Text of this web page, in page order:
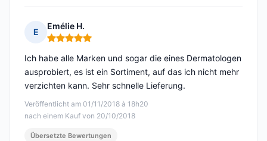
E
Emélie H.
Hinweis: 5 von 5
Veröffentlicht am 01/11/2018 à 18h20
nach einem Kauf von 20/10/2018
Ich habe alle Marken und sogar die eines Dermatologen
ausprobiert, es ist ein Sortiment, auf das ich nicht mehr
verzichten kann. Sehr schnelle Lieferung.
Übersetzte Bewertungen